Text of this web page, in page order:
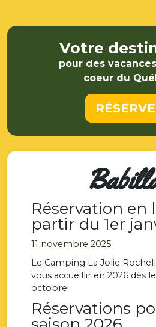
Votre
pour des
coeur du
Réservation en
partir du 1er
11 novembre 2025
Le Camping La Jolie
vous accueillir en 2026 dès le
octobre!
Réservations